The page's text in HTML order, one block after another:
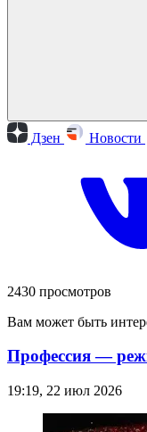
Дзен Новости
2430 просмотров
Вам может быть
Профессия —
19:19, 22 июл 2026